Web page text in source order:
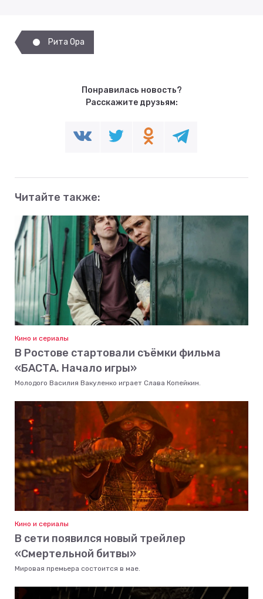
Рита Ора
Понравилась новость?
Расскажите друзьям:
Читайте также:
Кино и сериалы
В Ростове стартовали съёмки фильма
«БАСТА. Начало игры»
Молодого Василия Вакуленко играет Слава Копейкин.
Кино и сериалы
В сети появился новый трейлер
«Смертельной битвы»
Мировая премьера состоится в мае.